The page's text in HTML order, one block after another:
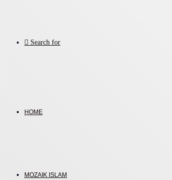
Search for
HOME
MOZAIK ISLAM